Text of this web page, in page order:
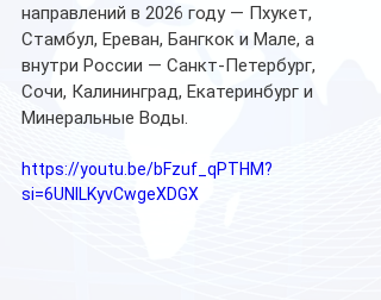
направлений в 2026 году — Пхукет,
Стамбул, Ереван, Бангкок и Мале, а
внутри России — Санкт-Петербург,
Сочи, Калининград, Екатеринбург и
Минеральные Воды.
https://youtu.be/bFzuf_qPTHM?
si=6UNILKyvCwgeXDGX